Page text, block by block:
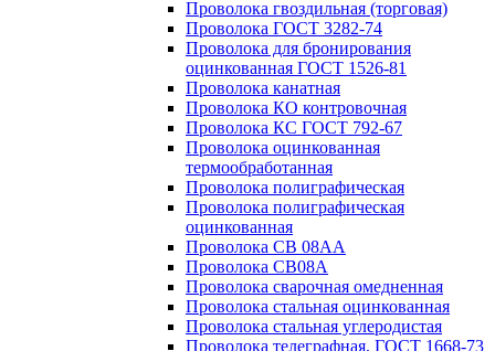
Проволока гвоздильная (торговая)
Проволока ГОСТ 3282-74
Проволока для бронирования
оцинкованная ГОСТ 1526-81
Проволока канатная
Проволока КО контровочная
Проволока КС ГОСТ 792-67
Проволока оцинкованная
термообработанная
Проволока полиграфическая
Проволока полиграфическая
оцинкованная
Проволока СВ 08АА
Проволока СВ08А
Проволока сварочная омедненная
Проволока стальная оцинкованная
Проволока стальная углеродистая
Проволока телеграфная, ГОСТ 1668-73